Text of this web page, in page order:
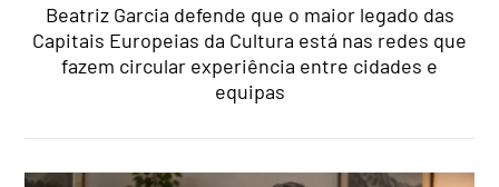
Beatriz Garcia defende que o maior legado das
Capitais Europeias da Cultura está nas redes que
fazem circular experiência entre cidades e
equipas